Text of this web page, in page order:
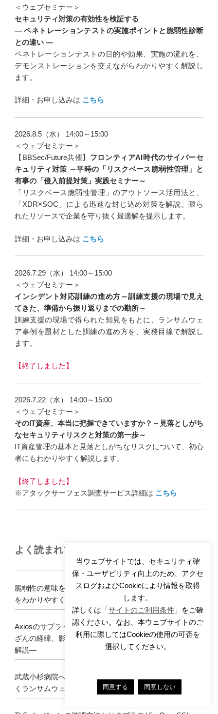
＜ウェブセミナー＞
セキュリティ対策の有効性を検証する
― ペネトレーションテストの実施ポイントと脆弱性診断
との違い ―
ペネトレーションテストの目的や効果、実施の流れを、
デモンストレーションを交えながらわかりやすく解説し
ます。
詳細・お申し込みは こちら
2026.8.5（水） 14:00～15:00
＜ウェブセミナー＞
【BBSec/Future共催】 フロンティアAI時代のサイバーセ
キュリティ対策 ～平時の「リスクベース脆弱性管理」と
有事の「侵入前提対策」実践セミナー～
「リスクベース脆弱性管理」のアウトソース活用法と、
「XDR×SOC」による迅速な封じ込め対策を解説。限ら
れたリソースで企業を守り抜く最適解を提示します。
詳細・お申し込みは こちら
2026.7.29（水） 14:00～15:00
＜ウェブセミナー＞
インシデント対応訓練の進め方～訓練支援の現場で見え
てきた、準備から振り返りまでの勘所～
訓練支援の現場で得られた知見をもとに、ランサムウェ
ア事例を題材とした訓練の進め方を、実務目線で解説し
ます。
【終了しました】
2026.7.22（水） 14:00～15:00
＜ウェブセミナー＞
そのIT資産、本当に把握できていますか？～見落としがち
なセキュリティリスクと対策の第一歩～
IT資産管理の基本と見落としがちなリスクについて、初心
者にもわかりやすく解説します。
【終了しました】
※アタックサーフェス調査サービス詳細は こちら
よく読まれている記事
脆弱性の意味を正しく理解する―読み方・具体例・種類
をわかりやすく解説
Axiosのサプライチェーン攻撃とは何だったのか ―npm改
ざんの経緯、影響範囲、企業が今すぐ確認すべき対応を
解説―
武蔵小杉病院へのランサムウェア攻撃 ―第2報から読み解
くランサムウェア侵入経路と影響範囲―
当ウェブサイトでは、セキュリティ確
保・ユーザビリティ向上のため、アクセ
スログおよびCookieにより情報を取得
します。
詳しくは「サイトのご利用条件 」をご確
認ください。なお、本ウェブサイトのご
利用に際してはCookieの使用の可否を
選択してください。
同意する 同意しない